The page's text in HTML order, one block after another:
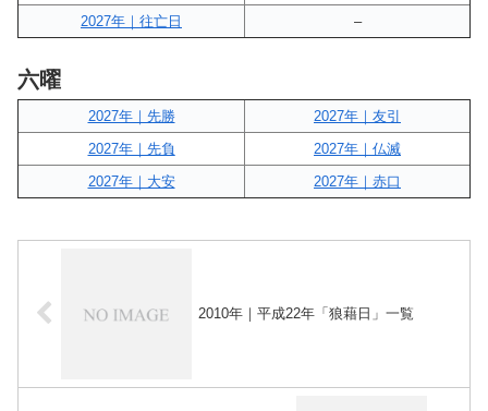
2027年｜往亡日
–
六曜
2027年｜先勝
2027年｜友引
2027年｜先負
2027年｜仏滅
2027年｜大安
2027年｜赤口
2010年｜平成22年「狼藉日」一覧